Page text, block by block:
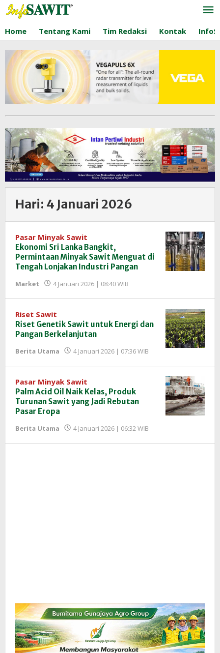
Lewati
ke
konten
Home Tentang Kami Tim Redaksi Kontak
Hari: 4 Januari 2026
Pasar Minyak Sawit
Ekonomi Sri Lanka Bangkit,
Permintaan Minyak Sawit Menguat di
Tengah Lonjakan Industri Pangan
Market 4 Januari 2026 | 08:40 WIB
InfoSAWIT
Riset Sawit
Riset Genetik Sawit untuk Energi dan
Pangan Berkelanjutan
Berita Utama 4 Januari 2026 | 07:36 WIB
oleh
InfoSAWIT
Pasar Minyak Sawit
Palm Acid Oil Naik Kelas, Produk
Turunan Sawit yang Jadi Rebutan
Pasar Eropa
Berita Utama 4 Januari 2026 | 06:32 WIB
InfoSAWIT